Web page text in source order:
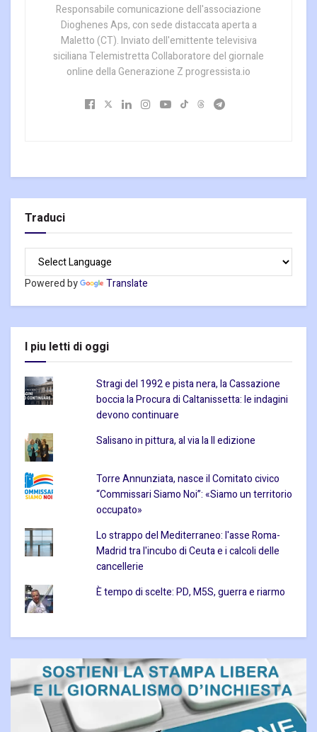
Responsabile comunicazione dell'associazione
Dioghenes Aps, con sede distaccata aperta a
Maletto (CT). Inviato dell'emittente televisiva
siciliana Telemistretta Collaboratore del giornale
online della Generazione Z progressista.io
Traduci
Powered by Translate
I piu letti di oggi
Stragi del 1992 e pista nera, la Cassazione
boccia la Procura di Caltanissetta: le indagini
devono continuare
Salisano in pittura, al via la II edizione
Torre Annunziata, nasce il Comitato civico
“Commissari Siamo Noi”: «Siamo un territorio
occupato»
Lo strappo del Mediterraneo: l'asse Roma-
Madrid tra l'incubo di Ceuta e i calcoli delle
cancellerie
È tempo di scelte: PD, M5S, guerra e riarmo